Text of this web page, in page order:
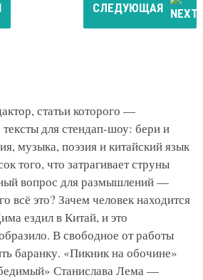
СЛЕДУЮЩАЯ
статьи которого —
для стендап-шоу: бери и
музыка, поэзия и китайский язык
того, что затрагивает струны
вопрос для размышлений —
всё это? Зачем человек находится
ездил в Китай, и это
В свободное от работы
баранку. «Пикник на обочине»
Станислава Лема —